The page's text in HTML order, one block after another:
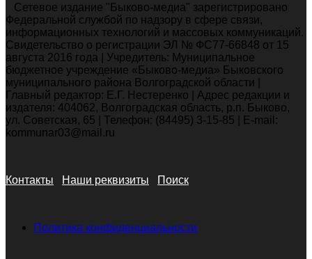
Сетевое издание "Быково-медиа" зарегистрировано
Федеральной службой по надзору в сфере связи,
информационных технологий и массовых коммуникаций.
Свидетельство о регистрации ЭЛ № ФС77-66848 от 15
августа 2016 года | Учредитель: Муниципальное
бюджетное учреждение «Быково-медиа» Быковского
муниципального района Волгоградской области |
Главный редактор: Е.Г. Нестеренко | Адрес редакции и
издателя: 404062, Волгоградская область, р.п. Быково,
ул. Советская, 65 | Телефон: (84495) 3-15-85 | E-mail:
kommunar03@mail.ru
Контакты Наши реквизиты Поиск
Политика конфиденциальности